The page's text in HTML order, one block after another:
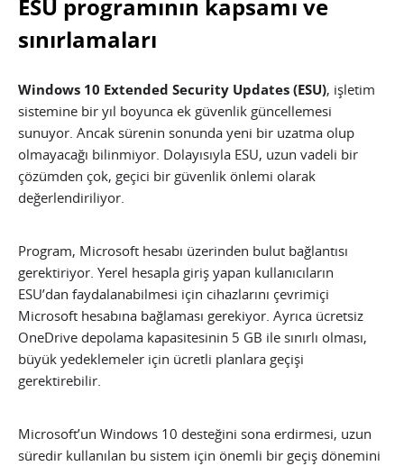
ESU programının kapsamı ve
sınırlamaları
Windows 10 Extended Security Updates (ESU), işletim
sistemine bir yıl boyunca ek güvenlik güncellemesi
sunuyor. Ancak sürenin sonunda yeni bir uzatma olup
olmayacağı bilinmiyor. Dolayısıyla ESU, uzun vadeli bir
çözümden çok, geçici bir güvenlik önlemi olarak
değerlendiriliyor.
Program, Microsoft hesabı üzerinden bulut bağlantısı
gerektiriyor. Yerel hesapla giriş yapan kullanıcıların
ESU’dan faydalanabilmesi için cihazlarını çevrimiçi
Microsoft hesabına bağlaması gerekiyor. Ayrıca ücretsiz
OneDrive depolama kapasitesinin 5 GB ile sınırlı olması,
büyük yedeklemeler için ücretli planlara geçişi
gerektirebilir.
Microsoft’un Windows 10 desteğini sona erdirmesi, uzun
süredir kullanılan bu sistem için önemli bir geçiş dönemini